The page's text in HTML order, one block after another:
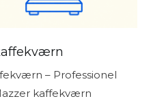
– Professionel
kaffekværn